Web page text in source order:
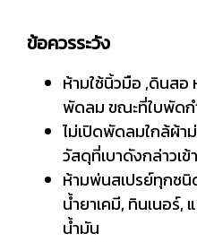
ข้อควรระวัง
ห้ามใช้นิ้วมือ ,ดินสอ
พัดลม ขณะที่ใบพัด
ไม่เปิดพัดลมใกล้ผ้า
วัสดุที่เบาดังกล่าวเข้
ห้ามพ่นสเปรย์ทุกชนิ
น้ำยาเคมี, ทินเนอร์
น้ำมัน